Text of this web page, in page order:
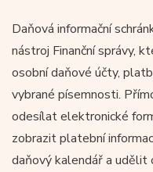
Daňová informační
nástroj Finanční správy,
osobní daňové účty,
vybrané písemnosti.
odesílat elektronické
zobrazit platební
daňový kalendář a udělit